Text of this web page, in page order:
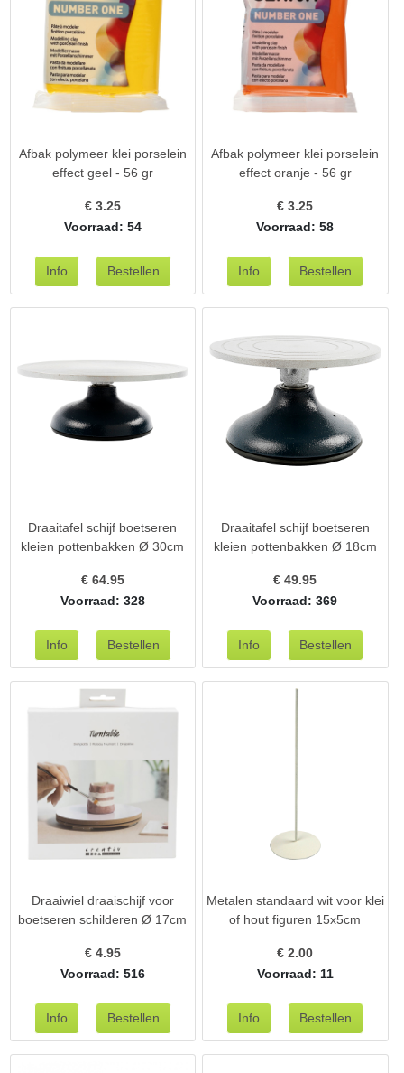
Afbak polymeer klei porselein
effect geel - 56 gr
€ 3.25
Voorraad: 54
Afbak polymeer klei porselein
effect oranje - 56 gr
€3.25
Voorraad: 58
Draaitafel schijf boetseren
kleien pottenbakken Ø 30cm
€ 64.95
Voorraad: 328
Draaitafel schijf boetseren
kleien pottenbakken Ø 18cm
€49.95
Voorraad: 369
Draaiwiel draaischijf voor
boetseren schilderen Ø 17cm
€ 4.95
Voorraad: 516
Metalen standaard wit voor klei
of hout figuren 15x5cm
€2.00
Voorraad: 11